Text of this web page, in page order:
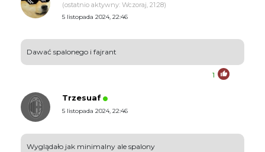
(ostatnio aktywny: Wczoraj, 21:28)
5 listopada 2024, 22:46
Dawać spalonego i fajrant
1
Trzesuaf
5 listopada 2024, 22:46
Wyglądało jak minimalny ale spalony